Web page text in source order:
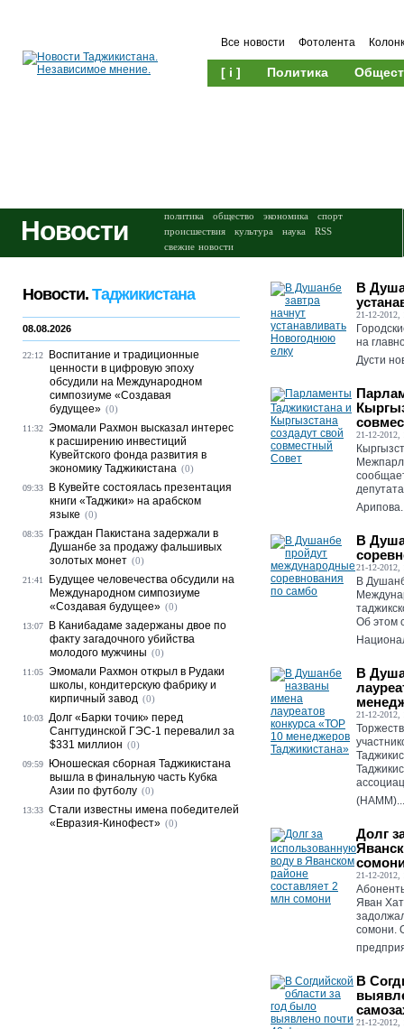
Все новости Фотолента
[ i ] Политика
Новости политика общество экономика
спорт
происшествия
культура наука
RSS
свежие новости
В
21-12-2012,
на
Дусти
21-12-2012,
В
21-12-2012,
В
Об этом
В
21-12-2012,
(НАММ)...
Долг
21-12-2012,
Яван
сомони.
В
21-12-2012,
Новости. Таджикистана
08.08.2026
22:12
Воспитание и традиционные
ценности в цифровую эпоху
обсудили на Международном
симпозиуме «Создавая
будущее» (0)
11:32 Эмомали Рахмон высказал интерес
к расширению инвестиций
Кувейтского фонда развития в
экономику Таджикистана (0)
09:33
В Кувейте состоялась презентация
книги «Таджики» на арабском
языке (0)
08:35
Граждан Пакистана задержали в
Душанбе за продажу фальшивых
золотых монет (0)
21:41
Будущее человечества обсудили на
Международном симпозиуме
«Создавая будущее» (0)
13:07
В Канибадаме задержаны двое по
факту загадочного убийства
молодого мужчины (0)
11:05 Эмомали Рахмон открыл в Рудаки
школы, кондитерскую фабрику и
кирпичный завод (0)
10:03 Долг «Барки точик» перед
Сангтудинской ГЭС-1 перевалил за
$331 миллион (0)
09:59
Юношеская сборная Таджикистана
вышла в финальную часть Кубка
Азии по футболу (0)
13:33 Стали известны имена победителей
«Евразия-Кинофест» (0)